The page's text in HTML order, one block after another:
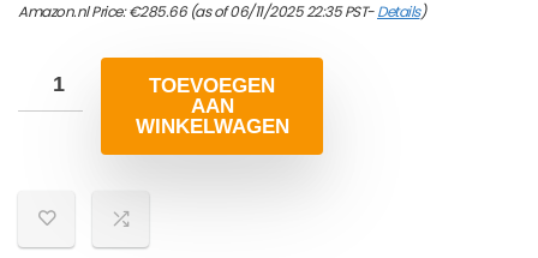
Amazon.nl Price:€285.66(as of 06/11/2025 22:35 PST-Details)
TOEVOEGEN
AAN
WINKELWAGEN